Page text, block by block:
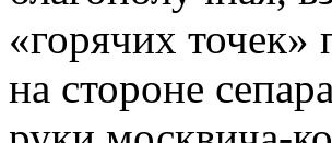
«горячих
на стороне